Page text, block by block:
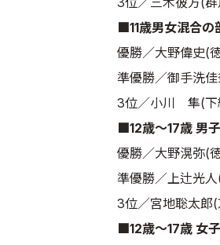
■11歳男女混合の
優勝／大野偉史(
準優勝／御手洗
3位／小川 隼(下
■12歳～17歳 男
優勝／大野滉弥(
準優勝／上辻光
3位／宮地聡太郎
■12歳～17歳 女